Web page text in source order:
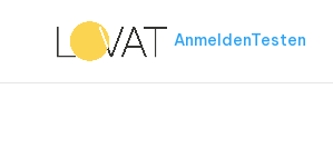
AnmeldenTesten